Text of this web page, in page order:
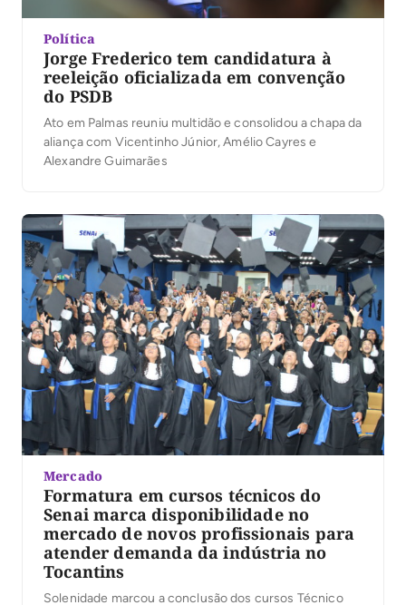
Política
Jorge Frederico tem candidatura à
reeleição oficializada em convenção
do PSDB
Ato em Palmas reuniu multidão e consolidou a chapa da
aliança com Vicentinho Júnior, Amélio Cayres e
Alexandre Guimarães
Mercado
Formatura em cursos técnicos do
Senai marca disponibilidade no
mercado de novos profissionais para
atender demanda da indústria no
Tocantins
Solenidade marcou a conclusão dos cursos Técnico